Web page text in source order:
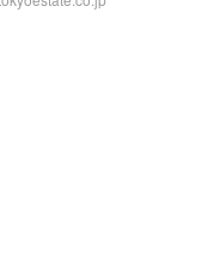
のおすすめ